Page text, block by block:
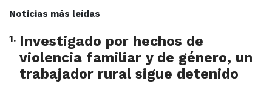
Noticias más leídas
1. Investigado por hechos de
violencia familiar y de género, un
trabajador rural sigue detenido